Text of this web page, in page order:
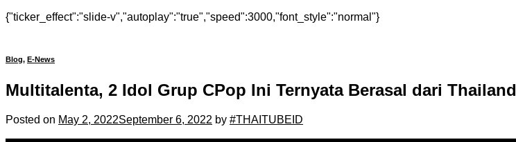
{"ticker_effect":"slide-v","autoplay":"true","speed":3000,"font_style":"normal"}
Blog, E-News
Multitalenta, 2 Idol Grup CPop Ini Ternyata Berasal dari Thailand
Posted on May 2, 2022September 6, 2022 by #THAITUBEID